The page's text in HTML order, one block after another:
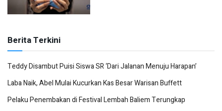
Berita Terkini
Teddy Disambut Puisi Siswa SR ‘Dari Jalanan Menuju Harapan’
Laba Naik, Abel Mulai Kucurkan Kas Besar Warisan Buffett
Pelaku Penembakan di Festival Lembah Baliem Terungkap